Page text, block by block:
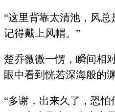
“这里背靠太清池，风
记得戴上风帽。”
楚乔微微一愣，瞬间相
眼中看到恍若深海般的
“多谢，出来久了，恐